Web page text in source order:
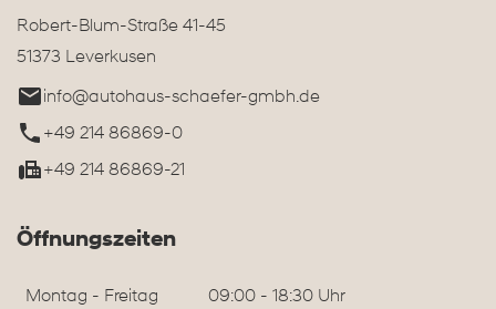
Robert-Blum-Straße 41-45
51373 Leverkusen
info@autohaus-schaefer-gmbh.de
+49 214 86869-0
+49 214 86869-21
Öffnungszeiten
Montag - Freitag
09:00 - 18:30 Uhr